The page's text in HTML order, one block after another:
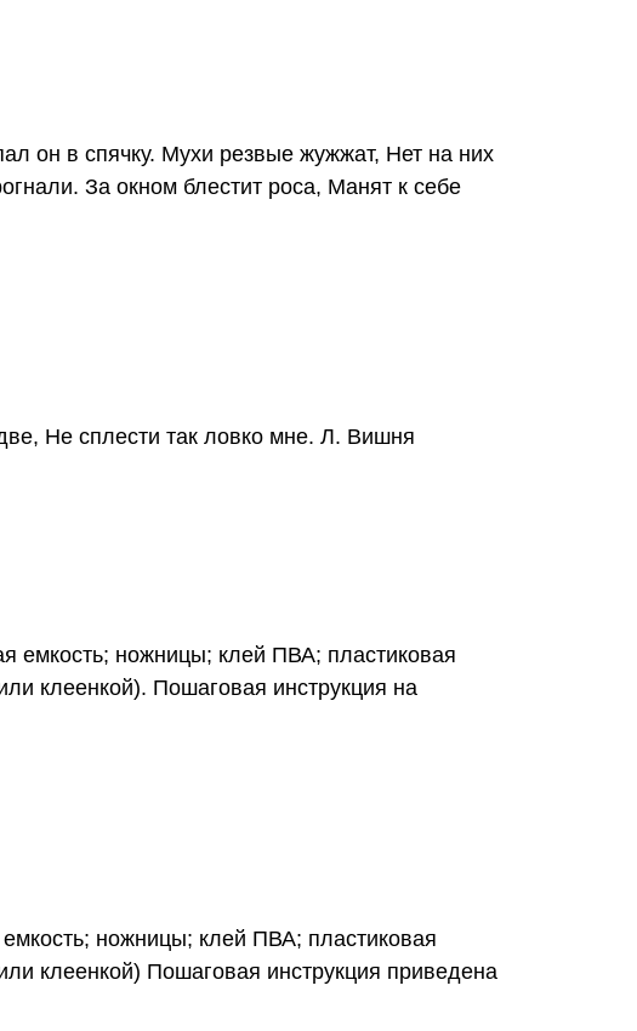
он в спячку. Мухи резвые жужжат, Нет на них
За окном блестит роса, Манят к себе
Не сплести так ловко мне. Л. Вишня
емкость; ножницы; клей ПВА; пластиковая
клеенкой). Пошаговая инструкция на
ножницы; клей ПВА; пластиковая
клеенкой) Пошаговая инструкция приведена